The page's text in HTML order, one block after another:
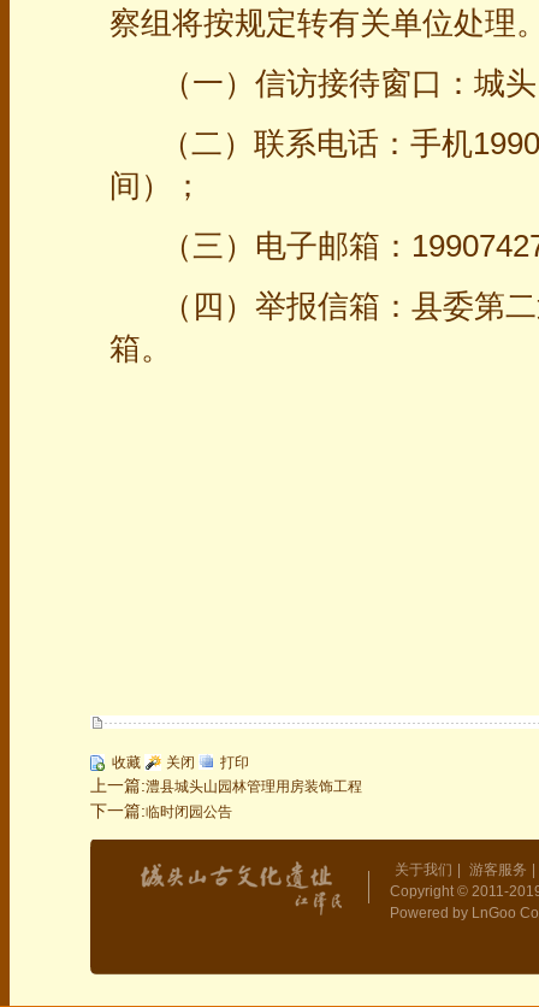
察组将按规定转有关单位处理
（一）信访接待窗口：城
（二）联系电话：手机
间）；
（三）电子邮箱：
（四）举报信箱：县委第
箱。
收藏 关闭 打印
上一篇:澧县城头山园林管理用房装饰工程
下一篇:临时闭园公告
关于我们 游客服务
Copyright © 2011-
Powered by LnGoo